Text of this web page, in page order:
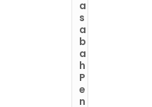
a
s
a
b
a
h
P
e
n